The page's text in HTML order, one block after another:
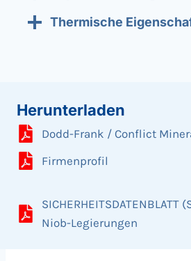
Thermische
Herunterladen
Dodd-Frank / Conflict
Firmenprofil
SICHERHEITSDATENBLATT
Niob-Legierungen